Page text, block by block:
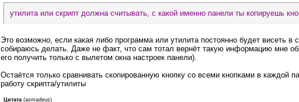
утилита или скрипт должна считывать, с какой именно панели ты копируешь
Это возможно, если какая либо программа или утилита постоянно будет висеть
собираюсь делать. Даже не факт, что сам тотал вернёт такую информацию мне
его получить только с вылетом окна настроек панели).
Остаётся только сравнивать скопированную кнопку со всеми кнопками в
работу скрипта/утилиты
Цитата (asmadeus)